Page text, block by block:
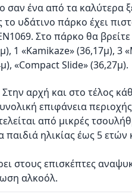
σαν ένα από τα καλύτερα
υδάτινο πάρκο έχει
Στο πάρκο θα βρείτε
1 «Kamikaze» (36,17μ), 3
«Compact Slide» (36,27μ).
Στην αρχή και στο τέλος
επιφάνεια περιοχής
από μικρές
ηλικίας έως 5 ετών
στους επισκέπτες
αλκοόλ.